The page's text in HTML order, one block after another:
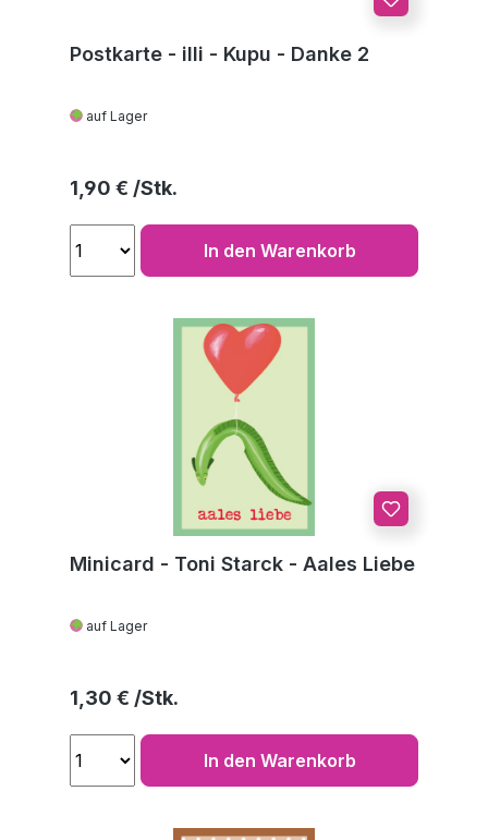
Postkarte - illi - Kupu - Danke 2
auf Lager
Regulärer Preis:
1,90 €
In den Warenkorb
Minicard - Toni Starck - Aales Liebe
auf Lager
Regulärer Preis:
1,30 €
In den Warenkorb